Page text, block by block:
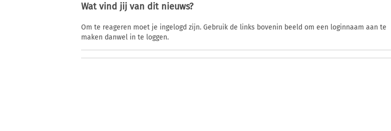
Wat vind jij van dit nieuws?
Om te reageren moet je ingelogd zijn. Gebruik de links bovenin beeld om een loginnaam aan te
maken danwel in te loggen.